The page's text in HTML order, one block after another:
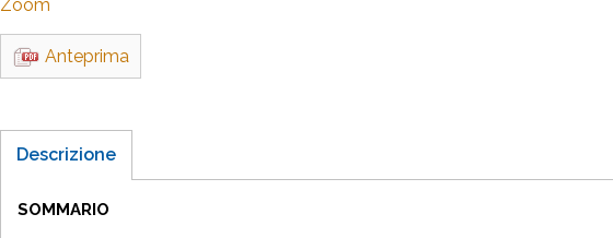
Zoom
Anteprima
Descrizione
SOMMARIO